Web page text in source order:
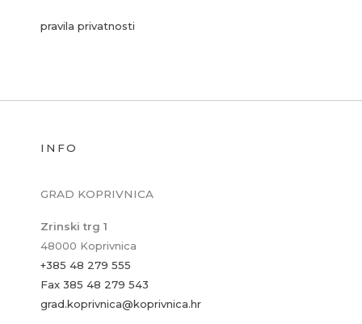
pravila privatnosti
INFO
GRAD KOPRIVNICA
Zrinski trg 1
48000 Koprivnica
+385 48 279 555
Fax 385 48 279 543
grad.koprivnica@koprivnica.hr